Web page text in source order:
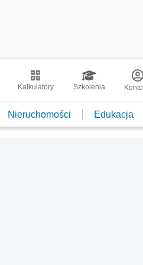
Kalkulatory Szkolenia Konto
Nieruchomości Edukacja